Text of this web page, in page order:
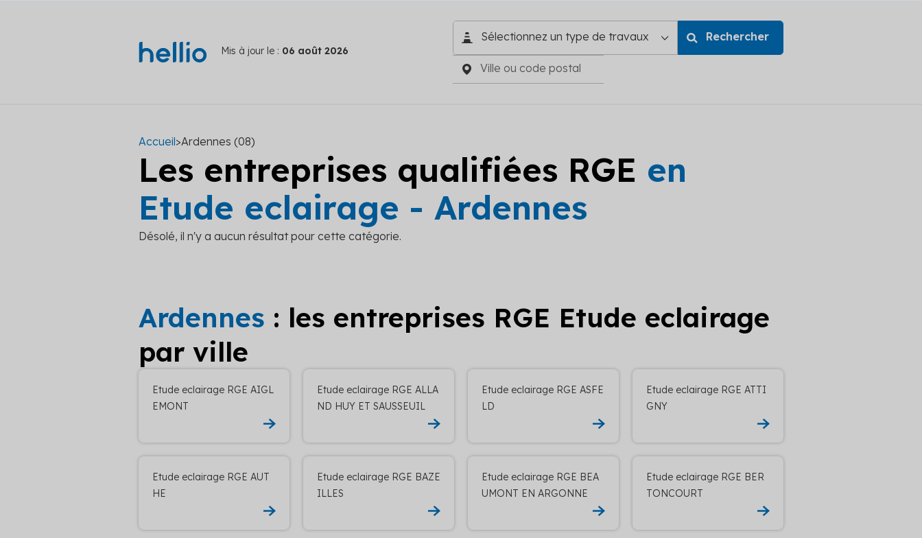
Mis à jour le : 06 août 2026
Accueil>Ardennes (08)
Les entreprises qualifiées RGE en
Etude eclairage - Ardennes
Désolé, il n'y a aucun résultat pour cette catégorie.
Ardennes : les entreprises RGE Etude eclairage
par ville
Etude eclairage RGE AIGL
EMONT
Etude eclairage RGE ALLA
ND HUY ET SAUSSEUIL
Etude eclairage RGE ASFE
LD
Etude eclairage RGE ATTI
GNY
Etude eclairage RGE AUT
HE
Etude eclairage RGE BAZE
ILLES
Etude eclairage RGE BEA
UMONT EN ARGONNE
Etude eclairage RGE BER
TONCOURT